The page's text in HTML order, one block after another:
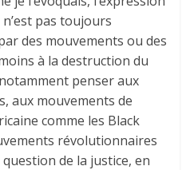
pas toujours
des mouvements ou des
à la destruction du
penser aux
aux mouvements de
comme les Black
révolutionnaires
de la justice, en